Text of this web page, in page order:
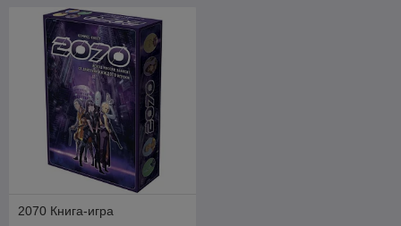
2070 Книга-игра